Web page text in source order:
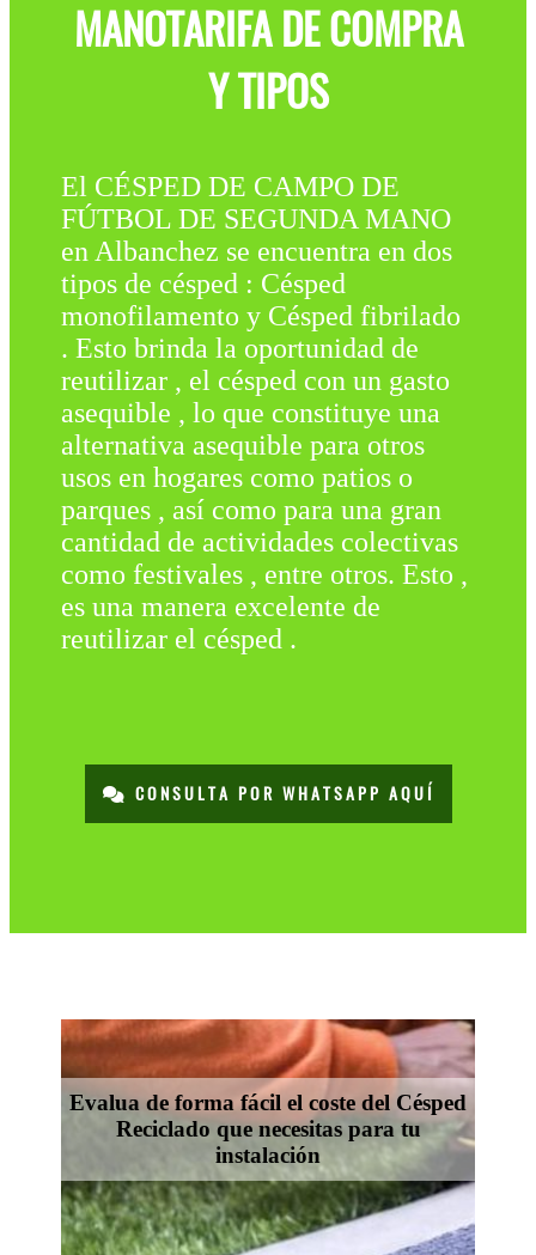
MANOTARIFA DE COMPRA
Y TIPOS
El CÉSPED DE CAMPO DE
FÚTBOL DE SEGUNDA MANO
en Albanchez se encuentra en dos
tipos de césped : Césped
monofilamento y Césped fibrilado
. Esto brinda la oportunidad de
reutilizar , el césped con un gasto
asequible , lo que constituye una
alternativa asequible para otros
usos en hogares como patios o
parques , así como para una gran
cantidad de actividades colectivas
como festivales , entre otros. Esto ,
es una manera excelente de
reutilizar el césped .
CONSULTA POR WHATSAPP AQUÍ
Evalua de forma fácil el coste del Césped
Reciclado que necesitas para tu
instalación